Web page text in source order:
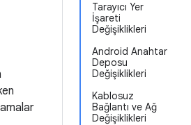
Tarayıcı Yer
İşareti
Değişiklikleri
Android Anahtar
Deposu
Değişiklikleri
Kablosuz
Bağlantı ve Ağ
Değişiklikleri